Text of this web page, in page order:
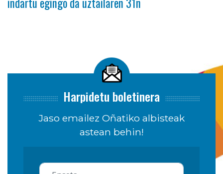
Harpidetu boletinera
Jaso emailez Oñatiko albisteak
astean behin!